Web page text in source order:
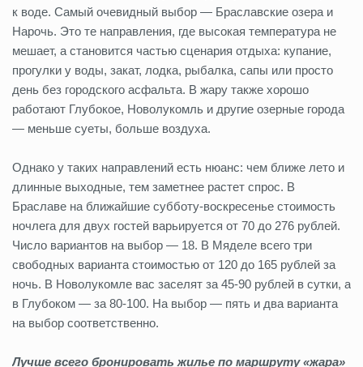
к воде. Самый очевидный выбор — Браславские озера и
Нарочь. Это те направления, где высокая температура не
мешает, а становится частью сценария отдыха: купание,
прогулки у воды, закат, лодка, рыбалка, сапы или просто
день без городского асфальта. В жару также хорошо
работают Глубокое, Новолукомль и другие озерные города
— меньше суеты, больше воздуха.
Однако у таких направлений есть нюанс: чем ближе лето и
длинные выходные, тем заметнее растет спрос. В
Браславе на ближайшие субботу-воскресенье стоимость
ночлега для двух гостей варьируется от 70 до 276 рублей.
Число вариантов на выбор — 18. В Мяделе всего три
свободных варианта стоимостью от 120 до 165 рублей за
ночь. В Новолукомле вас заселят за 45-90 рублей в сутки, а
в Глубоком — за 80-100. На выбор — пять и два варианта
на выбор соответственно.
Лучше всего бронировать жилье по маршруту «жара»